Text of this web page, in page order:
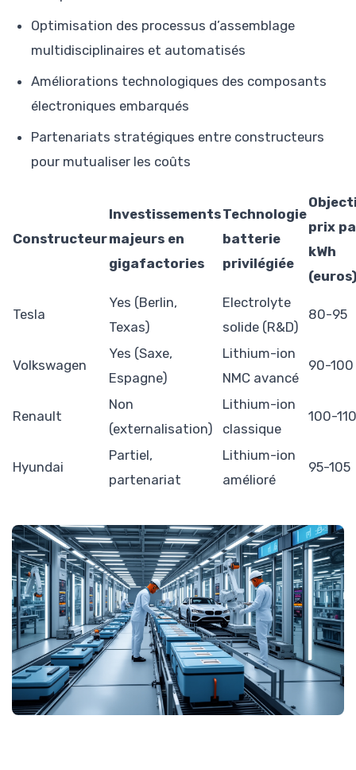
Optimisation des processus d’assemblage
multidisciplinaires et automatisés
Améliorations technologiques des composants
électroniques embarqués
Partenariats stratégiques entre constructeurs
pour mutualiser les coûts
Constructeur
Investissements
majeurs en
gigafactories
Technologie
batterie
privilégiée
prix
kWh
Tesla
Yes (Berlin,
Texas)
Electrolyte
solide (R&D)
80-95
Volkswagen
Yes (Saxe,
Espagne)
Lithium-ion
NMC avancé
90-100
Renault
Non
(externalisation)
Lithium-ion
classique
100-110
Hyundai
Partiel,
partenariat
Lithium-ion
amélioré
95-105